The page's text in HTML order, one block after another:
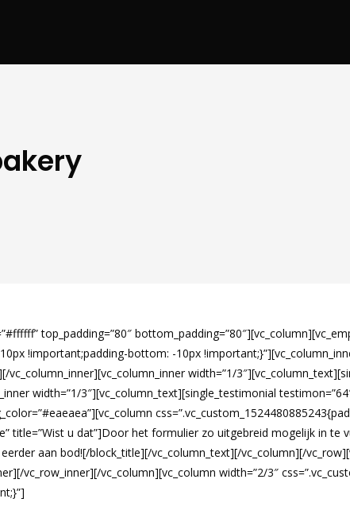
top_padding=”80″
!important;padding-bottom: -10px
vc_column_inner][vc_column_inner width=”1/
width=”1/3″][vc_column_text][single_testimonial
title=”Wist u dat”]Door het formulier zo uitgebreid mogelijk in
aan bod![/block_title][/vc_column_text][/vc_column][/
vc_row_inner][/vc_column][vc_column width=”2/3″